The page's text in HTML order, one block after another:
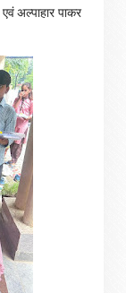
अल्पाहार पाकर